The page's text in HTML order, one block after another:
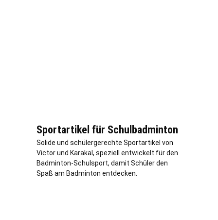
Sportartikel für Schulbadminton
Solide und schülergerechte Sportartikel von
Victor und Karakal, speziell entwickelt für den
Badminton-Schulsport, damit Schüler den
Spaß am Badminton entdecken.